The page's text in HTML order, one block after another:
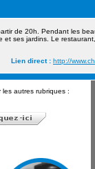
de 20h. Pendant les
et ses jardins. Le
Lien direct : http://
les autres rubriques :